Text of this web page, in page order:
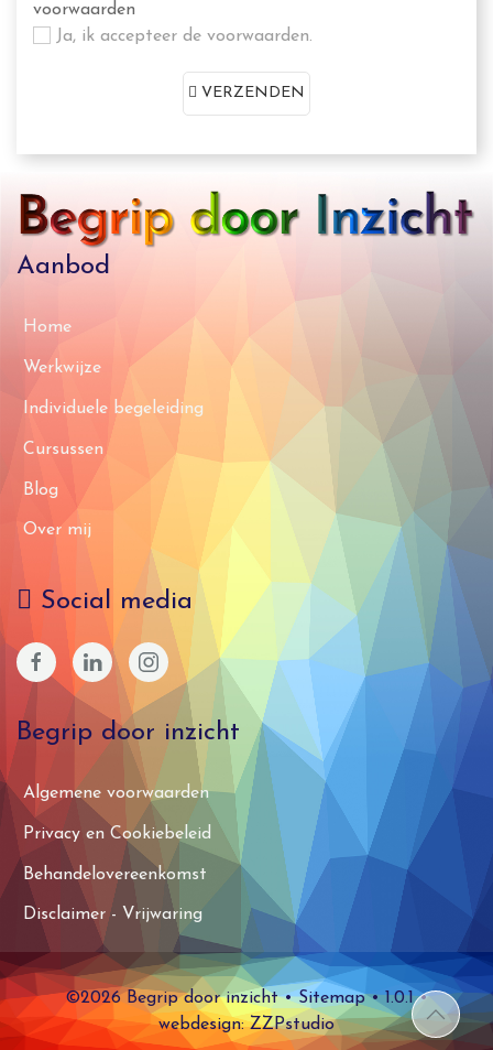
voorwaarden
Ja, ik accepteer de voorwaarden.
VERZENDEN
Aanbod
Home
Werkwijze
Individuele begeleiding
Cursussen
Blog
Over mij
Social media
Begrip door inzicht
Algemene voorwaarden
Privacy en Cookiebeleid
Behandelovereenkomst
Disclaimer - Vrijwaring
©2026 Begrip door inzicht•Sitemap• 1.0.1 •
webdesign: ZZPstudio